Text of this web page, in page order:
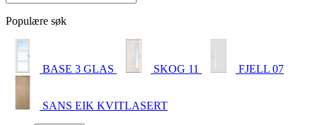
Populære søk
BASE 3 GLAS SKOG 11 FJELL 07
SANS EIK KVITLASERT